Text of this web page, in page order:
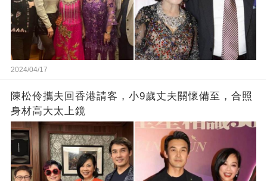
2024/04/17
陳松伶攜夫回香港請客，小9歲丈夫關懷備至，合照
身材高大太上鏡